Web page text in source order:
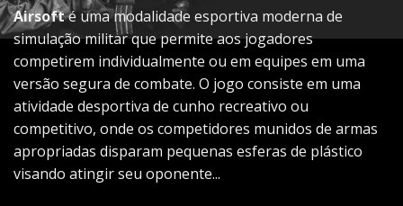
Airsofté uma modalidade esportiva moderna de
simulação militar que permite aos jogadores
competirem individualmente ou em equipes em uma
versão segura de combate. O jogo consiste em uma
atividade desportiva de cunho recreativo ou
competitivo, onde os competidores munidos de armas
apropriadas disparam pequenas esferas de plástico
visando atingir seu oponente...